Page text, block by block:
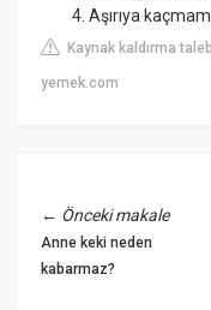
Aşırıya
Kaynak kaldırma
yemek.com
← Önceki makale
Anne keki neden
kabarmaz?